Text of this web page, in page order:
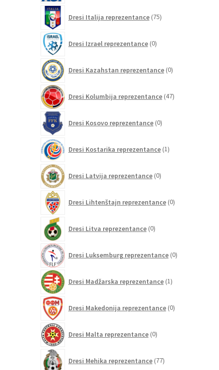
Dresi Italija reprezentance 75izdelkov
Dresi Izrael reprezentance 0izdelkov
Dresi Kazahstan reprezentance 0izdelkov
Dresi Kolumbija reprezentance 47izdelkov
Dresi Kosovo reprezentance 0izdelkov
Dresi Kostarika reprezentance 1izdelek
Dresi Latvija reprezentance 0izdelkov
Dresi Lihtenštajn reprezentance 0izdelkov
Dresi Litva reprezentance 0izdelkov
Dresi Luksemburg reprezentance 0izdelkov
Dresi Madžarska reprezentance 1izdelek
Dresi Makedonija reprezentance 0izdelkov
Dresi Malta reprezentance 0izdelkov
Dresi Mehika reprezentance 77izdelkov